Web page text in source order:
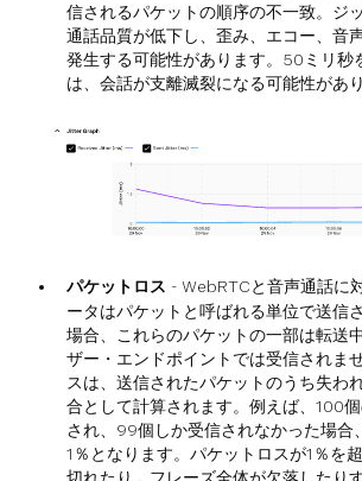
信されるパケットの順序の不一致。ジ
通話品質が低下し、歪み、エコー、音
発生する可能性があります。50ミリ秒
は、会話が支離滅裂になる可能性があり
パケットロス - WebRTCと音声通話に
ータはパケットと呼ばれる単位で送信
場合、これらのパケットの一部は転送
ザー・エンドポイントでは受信されま
スは、送信されたパケットのうち失わ
合として計算されます。例えば、100
され、99個しか受信されなかった場合
1％となります。パケットロスが1％を